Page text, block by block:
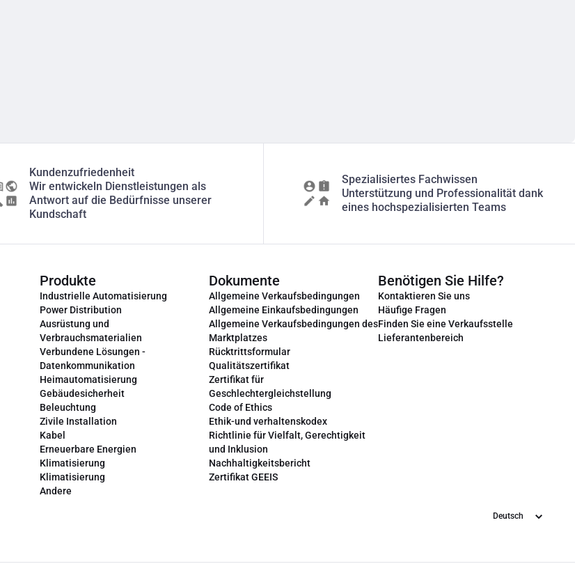
Kundenzufriedenheit
Wir entwickeln Dienstleistungen als
Antwort auf die Bedürfnisse unserer
Kundschaft
Spezialisiertes Fachwissen
Unterstützung und Professionalität dank
eines hochspezialisierten Teams
Produkte
Industrielle Automatisierung
Power Distribution
Ausrüstung und
Verbrauchsmaterialien
Verbundene Lösungen -
Datenkommunikation
Heimautomatisierung
Gebäudesicherheit
Beleuchtung
Zivile Installation
Kabel
Erneuerbare Energien
Klimatisierung
Klimatisierung
Andere
Dokumente
Allgemeine Verkaufsbedingungen
Allgemeine Einkaufsbedingungen
Allgemeine Verkaufsbedingungen des
Marktplatzes
Rücktrittsformular
Qualitätszertifikat
Zertifikat für
Geschlechtergleichstellung
Code of Ethics
Ethik-und verhaltenskodex
Richtlinie für Vielfalt, Gerechtigkeit
und Inklusion
Nachhaltigkeitsbericht
Zertifikat GEEIS
Benötigen Sie Hilfe?
Kontaktieren Sie uns
Häufige Fragen
Finden Sie eine Verkaufsstelle
Lieferantenbereich
Sprache